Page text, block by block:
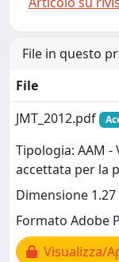
File in questo
File
JMT_2012.pdf
Tipologia: AAM
accettata per la
Dimensione 1.27
Formato Adobe
Visualizza/